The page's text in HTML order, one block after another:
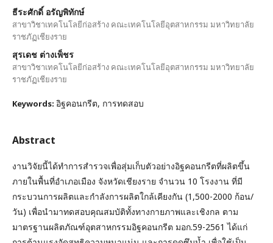
ธีระศักดิ์ อรัญพิทักษ์
สาขาวิชาเทคโนโลยีก่อสร้าง คณะเทคโนโลยีอุตสาหกรรม มหาวิทยาลัย
ราชภัฏเชียงราย
สุรเดช ต่างเพ็ชร
สาขาวิชาเทคโนโลยีก่อสร้าง คณะเทคโนโลยีอุตสาหกรรม มหาวิทยาลัย
ราชภัฏเชียงราย
Keywords: อิฐคอนกรีต, การทดสอบ
Abstract
งานวิจัยนี้ได้ทำการสำรวจเพื่อสุ่มเก็บตัวอย่างอิฐคอนกรีตที่ผลิตขึ้น
ภายในพื้นที่อำเภอเมือง จังหวัดเชียงราย จำนวน 10 โรงงาน ที่มี
กระบวนการผลิตและกำลังการผลิตใกล้เคียงกัน (1,500-2000 ก้อน/
วัน) เพื่อนำมาทดสอบคุณสมบัติทั้งทางกายภาพและเชิงกล ตาม
มาตรฐานผลิตภัณฑ์อุตสาหกรรมอิฐคอนกรีต มอก.59-2561 ได้แก่